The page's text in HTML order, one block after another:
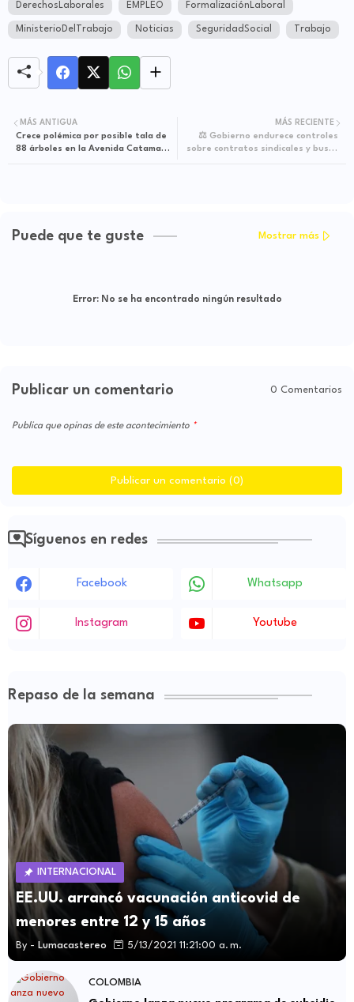
DerechosLaborales EMPLEO FormalizaciónLaboral
MinisterioDelTrabajo Noticias SeguridadSocial Trabajo
MÁS RECIENTE
⚖️ Gobierno endurece controles
sobre contratos sindicales y busca
MÁS ANTIGUA
Crece polémica por posible tala de
88 árboles en la Avenida Catama
Puede que te guste Mostrar más
Error:No se ha encontrado ningún resultado
Publicar un comentario 0 Comentarios
Publica que opinas de este acontecimiento
Publicar un comentario (0)
Síguenos en redes
Facebook Whatsapp
Instagram Youtube
Repaso de la semana
INTERNACIONAL
EE.UU. arrancó vacunación anticovid de
menores entre 12 y 15 años
By - Lumacastereo 5/13/2021 11:21:00 a. m.
COLOMBIA